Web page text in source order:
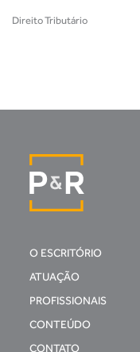
Direito Tributário
O ESCRITÓRIO
ATUAÇÃO
PROFISSIONAIS
CONTEÚDO
CONTATO